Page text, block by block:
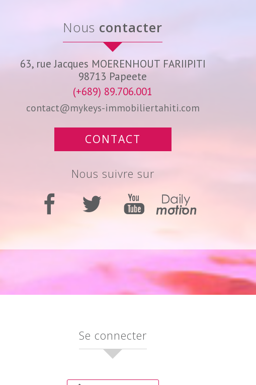
nous contacter
63, rue Jacques MOERENHOUT FARIIPITI
98713 Papeete
(+689) 89.706.001
contact@mykeys-immobiliertahiti.com
CONTACT
nous suivre sur
se connecter